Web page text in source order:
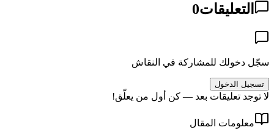
التعليقات0
سجّل دخولك للمشاركة في النقاش
تسجيل الدخول
لا توجد تعليقات بعد — كن أول من يعلّق!
معلومات المقال